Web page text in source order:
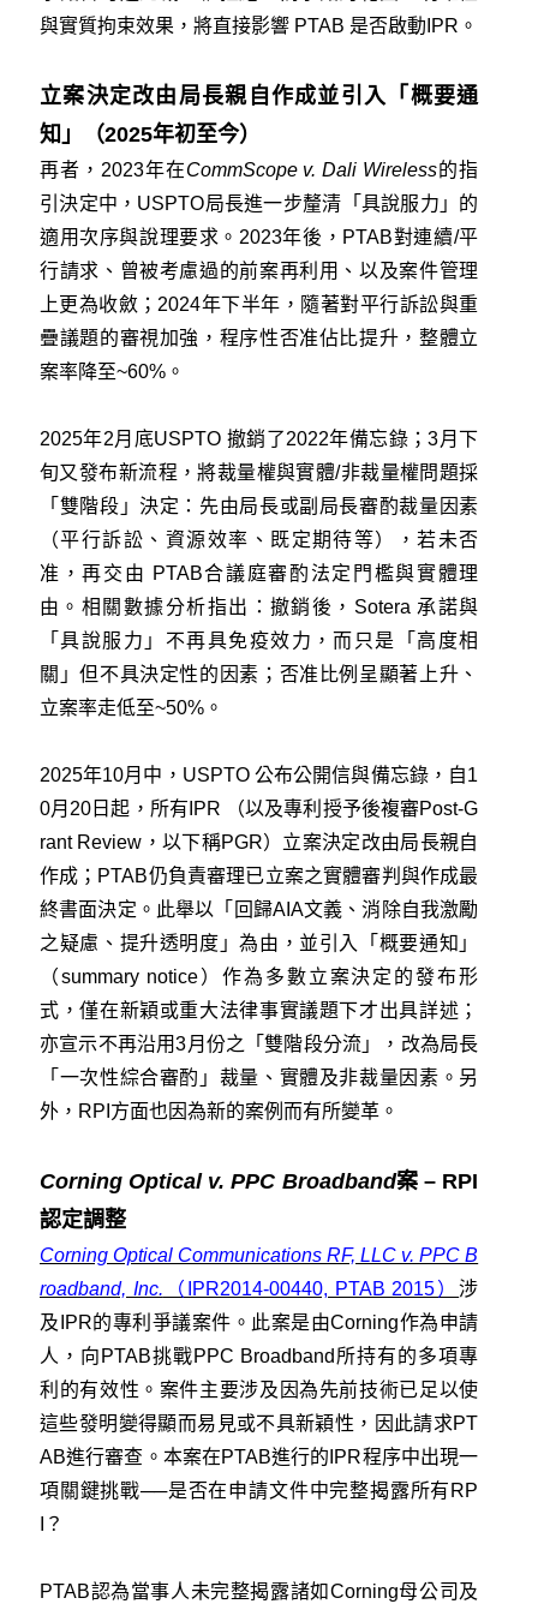
與實質拘束效果，將直接影響 PTAB 是否啟動IPR。
立案決定改由局長親自作成並引入「概要通
知」（2025年初至今）
再者，2023年在CommScope v. Dali Wireless的指
引決定中，USPTO局長進一步釐清「具說服力」的
適用次序與說理要求。2023年後，PTAB對連續/平
行請求、曾被考慮過的前案再利用、以及案件管理
上更為收斂；2024年下半年，隨著對平行訴訟與重
疊議題的審視加強，程序性否准佔比提升，整體立
案率降至~60%。
2025年2月底USPTO 撤銷了2022年備忘錄；3月下
旬又發布新流程，將裁量權與實體/非裁量權問題採
「雙階段」決定：先由局長或副局長審酌裁量因素
（平行訴訟、資源效率、既定期待等），若未否
准，再交由 PTAB合議庭審酌法定門檻與實體理
由。相關數據分析指出：撤銷後，Sotera 承諾與
「具說服力」不再具免疫效力，而只是「高度相
關」但不具決定性的因素；否准比例呈顯著上升、
立案率走低至~50%。
2025年10月中，USPTO 公布公開信與備忘錄，自1
0月20日起，所有IPR （以及專利授予後複審Post-G
rant Review，以下稱PGR）立案決定改由局長親自
作成；PTAB仍負責審理已立案之實體審判與作成最
終書面決定。此舉以「回歸AIA文義、消除自我激勵
之疑慮、提升透明度」為由，並引入「概要通知」
（summary notice）作為多數立案決定的發布形
式，僅在新穎或重大法律事實議題下才出具詳述；
亦宣示不再沿用3月份之「雙階段分流」，改為局長
「一次性綜合審酌」裁量、實體及非裁量因素。另
外，RPI方面也因為新的案例而有所變革。
Corning Optical v. PPC Broadband案 – RPI
認定調整
Corning Optical Communications RF, LLC v. PPC B
roadband, Inc. （IPR2014-00440, PTAB 2015）涉
及IPR的專利爭議案件。此案是由Corning作為申請
人，向PTAB挑戰PPC Broadband所持有的多項專
利的有效性。案件主要涉及因為先前技術已足以使
這些發明變得顯而易見或不具新穎性，因此請求PT
AB進行審查。本案在PTAB進行的IPR程序中出現一
項關鍵挑戰──是否在申請文件中完整揭露所有RP
I？
PTAB認為當事人未完整揭露諸如Corning母公司及